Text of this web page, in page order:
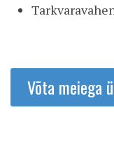
Võta meiega